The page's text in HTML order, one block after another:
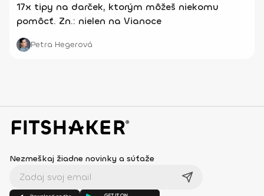
17x tipy na darček, ktorým môžeš niekomu
pomôcť. Zn.: nielen na Vianoce
Petra Hegerová
Nezmeškaj žiadne novinky a súťaže